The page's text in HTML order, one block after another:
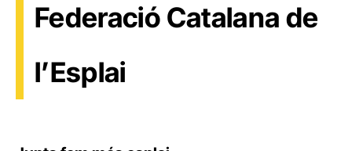
Federació Catalana de
l’Esplai